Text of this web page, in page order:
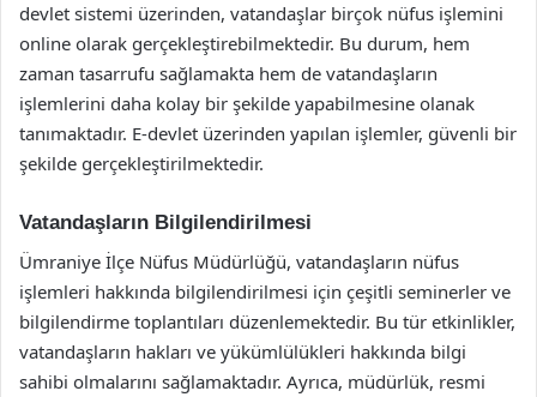
devlet sistemi üzerinden, vatandaşlar birçok nüfus işlemini
online olarak gerçekleştirebilmektedir. Bu durum, hem
zaman tasarrufu sağlamakta hem de vatandaşların
işlemlerini daha kolay bir şekilde yapabilmesine olanak
tanımaktadır. E-devlet üzerinden yapılan işlemler, güvenli bir
şekilde gerçekleştirilmektedir.
Vatandaşların Bilgilendirilmesi
Ümraniye İlçe Nüfus Müdürlüğü, vatandaşların nüfus
işlemleri hakkında bilgilendirilmesi için çeşitli seminerler ve
bilgilendirme toplantıları düzenlemektedir. Bu tür etkinlikler,
vatandaşların hakları ve yükümlülükleri hakkında bilgi
sahibi olmalarını sağlamaktadır. Ayrıca, müdürlük, resmi